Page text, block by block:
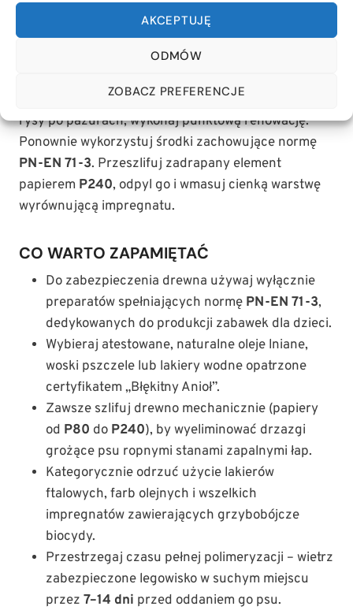
AKCEPTUJĘ
ODMÓW
ZOBACZ PREFERENCJE
Renowacja i utrzymanie powłoki ochronnej
przestaje odpychać płyny lub pojawiają się głębokie
rysy po pazurach, wykonaj punktową renowację.
Ponownie wykorzystuj środki zachowujące normę
PN-EN 71-3. Przeszlifuj zadrapany element
papierem P240, odpyl go i wmasuj cienką warstwę
wyrównującą impregnatu.
CO WARTO ZAPAMIĘTAĆ
Do zabezpieczenia drewna używaj wyłącznie
preparatów spełniających normę PN-EN 71-3,
dedykowanych do produkcji zabawek dla dzieci.
Wybieraj atestowane, naturalne oleje lniane,
woski pszczele lub lakiery wodne opatrzone
certyfikatem „Błękitny Anioł”.
Zawsze szlifuj drewno mechanicznie (papiery
od P80 do P240), by wyeliminować drzazgi
grożące psu ropnymi stanami zapalnymi łap.
Kategorycznie odrzuć użycie lakierów
ftalowych, farb olejnych i wszelkich
impregnatów zawierających grzybobójcze
biocydy.
Przestrzegaj czasu pełnej polimeryzacji – wietrz
zabezpieczone legowisko w suchym miejscu
przez 7–14 dni przed oddaniem go psu.